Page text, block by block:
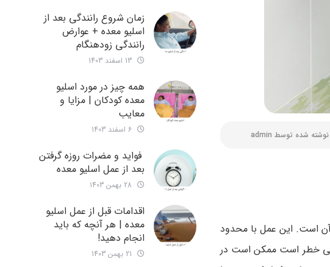
نوشته شده توسط admin
است. این عمل با محدود
بی خطر است ممکن است در
زمان شروع رانندگی بعد از
اسلیو معده + عوارض
رانندگی زودهنگام
همه چیز در مورد اسلیو
معده کودکان | مزایا و
معایب
فواید و مضرات روزه گرفتن
بعد از عمل اسلیو معده
اقدامات قبل از عمل اسلیو
معده | هر آنچه که باید
انجام دهید!